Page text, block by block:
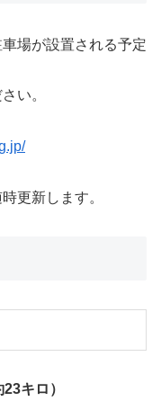
場が設置される予定
い。
更新します。
キロ）